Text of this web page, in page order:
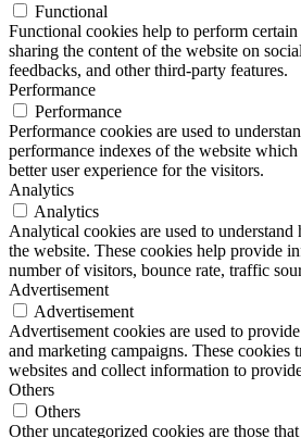
Functional
Functional cookies help to perform
sharing the content of the website on
feedbacks, and other third-party features.
Performance
Performance
Performance cookies are used to
performance indexes of the website
better user experience for the visitors.
Analytics
Analytics
Analytical cookies are used to
the website. These cookies help provide
number of visitors, bounce rate, traffic
Advertisement
Advertisement
Advertisement cookies are used to
and marketing campaigns. These cookies
websites and collect information to
Others
Others
Other uncategorized cookies are those